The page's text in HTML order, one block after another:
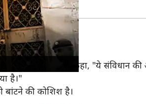
केसी वेणुगोपाल ने कहा, "ये संविधान
है।"
की कोशिश है।